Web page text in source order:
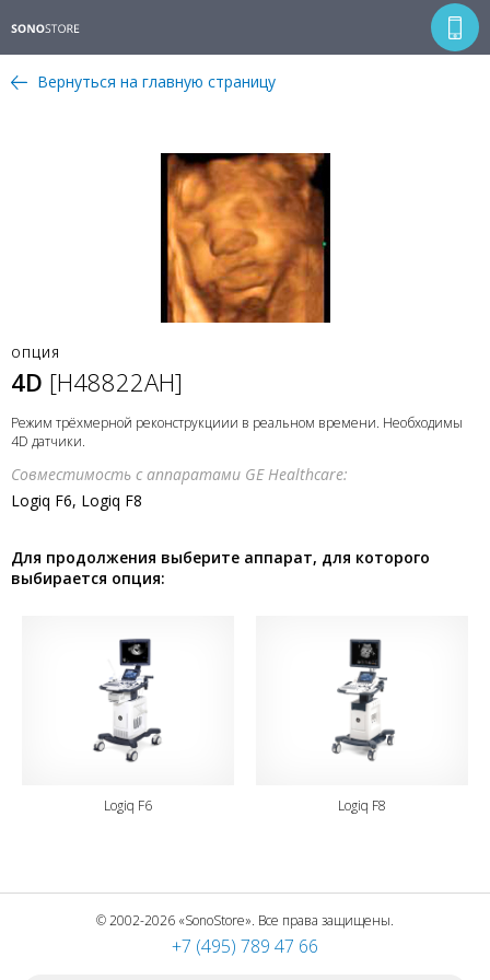
Вернуться на главную страницу
ОПЦИЯ
4D [H48822AH]
Режим трёхмерной реконструкциии в реальном времени. Необходимы
4D датчики.
Совместимость с аппаратами GE Healthcare:
Logiq F6, Logiq F8
Для продолжения выберите аппарат, для которого
выбирается опция:
Logiq F6 Logiq F8
© 2002-2026 «SonoStore». Все права защищены.
+7 (495) 789 47 66